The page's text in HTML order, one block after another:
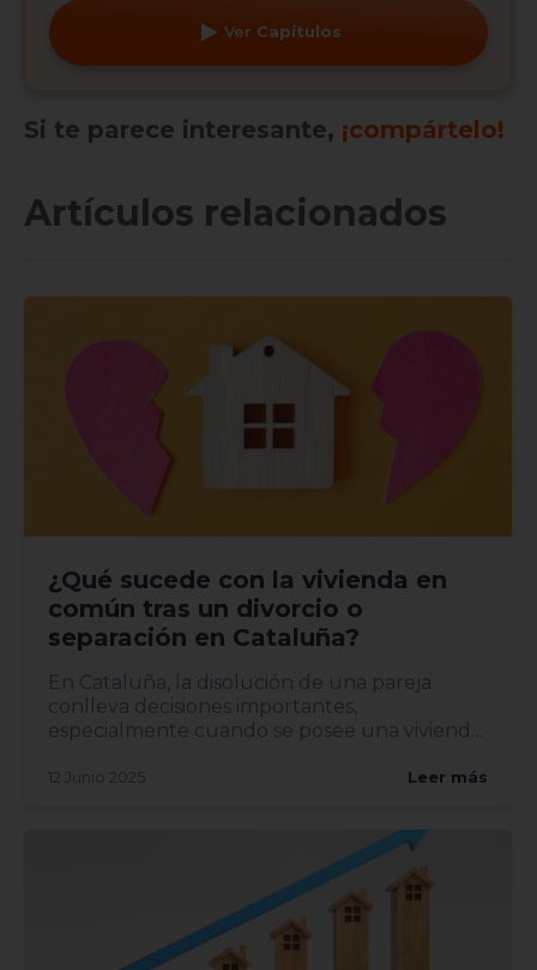
Ver Capítulos
Si te parece interesante, ¡compártelo!
Artículos relacionados
¿Qué sucede con la vivienda en
común tras un divorcio o
separación en Cataluña?
En Cataluña, la disolución de una pareja
conlleva decisiones importantes,
especialmente cuando se posee una vivienda
12 Junio 2025 Leer más